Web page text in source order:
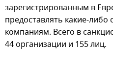
зарегистрированным в
предоставлять какие-либо
компаниям. Всего в
44 организации и 155 лиц.